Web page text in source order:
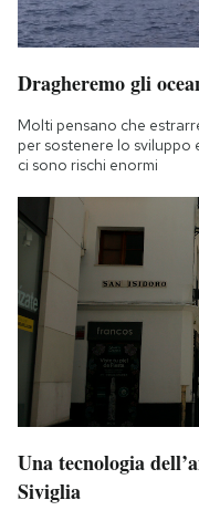
Area Personale
Newsletter
Regala il Post
Hai bisogno di
Esci
Dragheremo gli
Molti pensano che
per sostenere lo sviluppo
ci sono rischi enormi
Una tecnologia
Siviglia